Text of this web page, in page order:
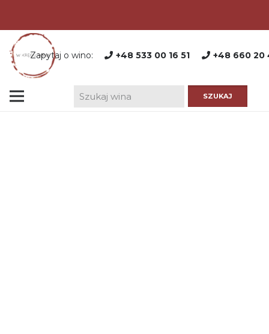
Zapytaj o wino: +48 533 00 16 51 +48 660 20